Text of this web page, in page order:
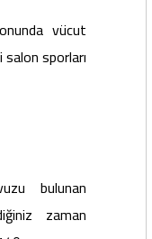
vücut
sporları
bulunan
zaman